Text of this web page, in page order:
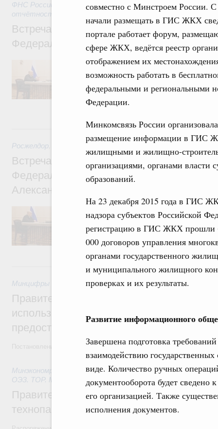
совместно с Минстроем России. С
начали размещать в ГИС ЖКХ
портале работает форум,
сфере ЖКХ, ведётся реестр
отображением их
возможность работать в
федеральными и региональными
Федерации.
Минкомсвязь России
размещение информации в ГИС
жилищными и жилищно-
организациями, органами
образований.
На 23 декабря 2015 года в ГИС
надзора субъектов Российской
регистрацию в ГИС ЖКХ прошли
000 договоров управления
органами государственного
и муниципального жилищного
проверках и их результаты.
Развитие информационного
Завершена подготовка
взаимодействию
виде. Количество ручных
документооборота будет сведено
его организацией. Также
исполнения документов.
ФНС России 29 июля 2026,Налоги и неналоговые
отчётность и аудит
Встреча Михаила Мишустина с
Федеральной налоговой службы
Руководитель ФНС проинформировал
текущей ситуации с поступлениями
систему и прогнозе на предстоящий
изменений в системе налогообложения.
детьми, участников СВО и их семей.
28 июля, вторник
Росжелдор 28 июля 2026 Железнодорожный транспорт
Встреча Михаила Мишустина с
Федерального агентства
Александром Сахаровым
реализация крупных инфраструктурных
пассажирских перевозок, обеспечение
внедрение цифровых сервисов, а также
отрасли.
27 июля, понедельник
Минцифры России 27 июля 2026,Государственные и
Правительство утвердило параметры
использованию платёжных карт «Мир»
предоставления отдельных мер
Постановление от 18 июля 2026 года №914
Минэкономразвития России,27 июля 2026,Инструменты
ОЭЗ. ТОР. Моногорода
Правительство направит
технопарка в Нижегородской области